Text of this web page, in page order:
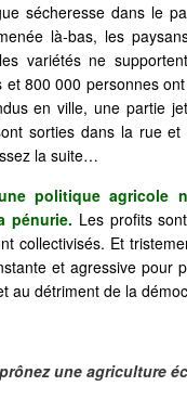
sécheresse dans le
là-bas, les
variétés ne
et 800 000 personnes
en ville, une partie
sorties dans la rue
la suite…
politique agricole
pénurie. Les profits
collectivisés. Et
et agressive pour
au détriment de la
une agriculture